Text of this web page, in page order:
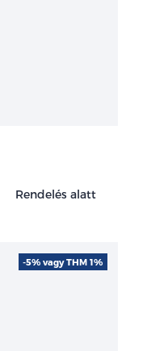
Rendelés alatt
-5% vagy THM 1%